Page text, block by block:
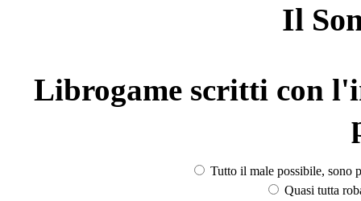
Il
Librogame scritti con
Tutto il male possibile, sono
Quasi tutta